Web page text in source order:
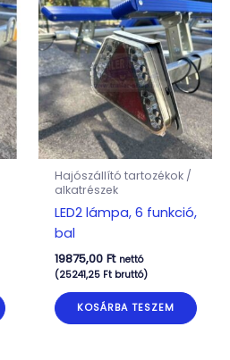
Hajószállító tartozékok /
alkatrészek
LED2 lámpa, 6 funkció,
bal
19875,00 Ft nettó
(25241,25 Ftbruttó)
KOSÁRBA TESZEM